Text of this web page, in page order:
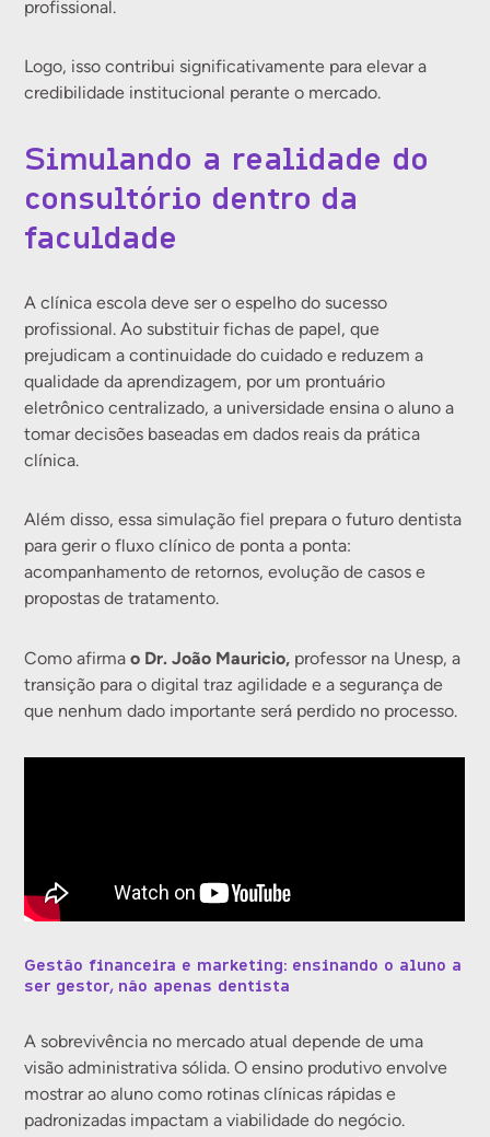
profissional.
Logo, isso contribui significativamente para elevar a
credibilidade institucional perante o mercado.
Simulando a realidade do
consultório dentro da
faculdade
A clínica escola deve ser o espelho do sucesso
profissional. Ao substituir fichas de papel, que
prejudicam a continuidade do cuidado e reduzem a
qualidade da aprendizagem, por um prontuário
eletrônico centralizado, a universidade ensina o aluno a
tomar decisões baseadas em dados reais da prática
clínica.
Além disso, essa simulação fiel prepara o futuro dentista
para gerir o fluxo clínico de ponta a ponta:
acompanhamento de retornos, evolução de casos e
propostas de tratamento.
Como afirmao Dr. João Mauricio, professor na Unesp, a
transição para o digital traz agilidade e a segurança de
que nenhum dado importante será perdido no processo.
Gestão financeira e marketing: ensinando o aluno a
ser gestor, não apenas dentista
A sobrevivência no mercado atual depende de uma
visão administrativa sólida. O ensino produtivo envolve
mostrar ao aluno como rotinas clínicas rápidas e
padronizadas impactam a viabilidade do negócio.